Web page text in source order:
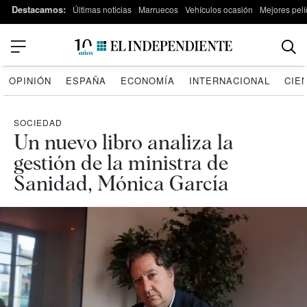
Destacamos: Últimas noticias Marruecos Vehículos ocasión Mejores
OPINIÓN ESPAÑA ECONOMÍA INTERNACIONAL
SOCIEDAD
Un nuevo libro analiza la
gestión de la ministra de
Sanidad, Mónica García